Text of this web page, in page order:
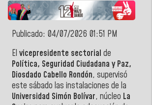
Publicado: 04/07/2026 01:51 PM
El vicepresidente sectorial de
Política, Seguridad Ciudadana y Paz,
Diosdado Cabello Rondón, supervisó
este sábado las instalaciones de la
Universidad Simón Bolívar, núcleo La